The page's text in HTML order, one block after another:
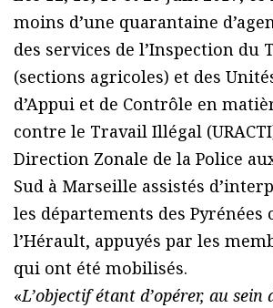
moins d’une quarantaine
des services de l’Inspection du
(sections agricoles) et des
d’Appui et de Contrôle en
contre le Travail Illégal
Direction Zonale de la Police
Sud à Marseille assistés
les départements des Pyrénées
l’Hérault, appuyés par les
qui ont été mobilisés.
«L’objectif étant d’opérer, au sein